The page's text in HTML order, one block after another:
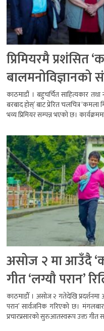
प्रिमियरमै प्रशंसित
काठमाडौं । बहुचर्चित साहित्यकार
बरबाद होस्’ बाट प्रेरित चलचित्र
भव्य प्रिमियर सम्पन्न भएको छ।
असोज २ मा आउँदै
गीत ‘लग्यौ परान’
काठमाडौँ । असोज २ गतेदेखि प्रदर्शनमा
परान’ सार्वजनिक गरिएको छ।
प्रचारप्रसारको सुरुआतस्वरूप उक्त गीत